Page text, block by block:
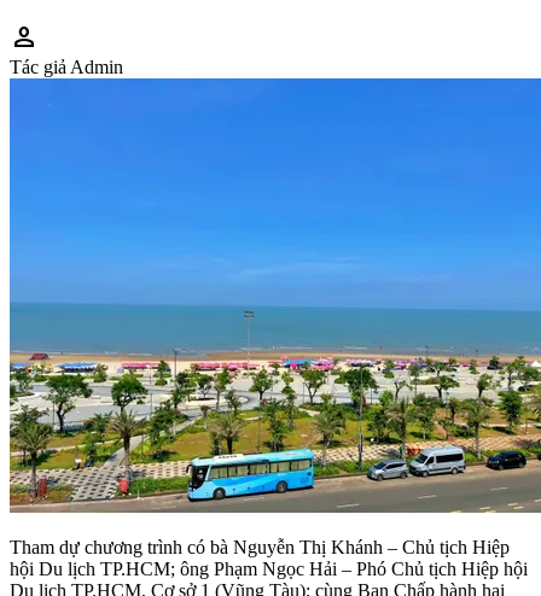
person
Tác giả Admin
Tham dự chương trình có bà Nguyễn Thị Khánh – Chủ tịch Hiệp
hội Du lịch TP.HCM; ông Phạm Ngọc Hải – Phó Chủ tịch Hiệp hội
Du lịch TP.HCM, Cơ sở 1 (Vũng Tàu); cùng Ban Chấp hành hai